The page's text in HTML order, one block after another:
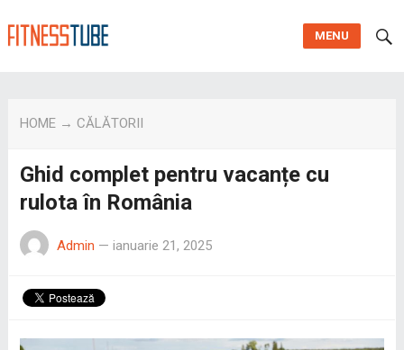
MENU
HOME→ CĂLĂTORII
Ghid complet pentru vacanțe cu
rulota în România
Admin — ianuarie 21, 2025